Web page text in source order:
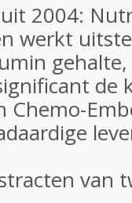
2004:
werkt
de
van